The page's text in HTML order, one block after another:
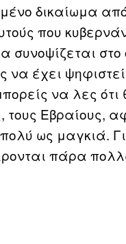
δικαίωμα
που
συνοψίζεται
να έχει
να λες ότι
Εβραίους,
ως μαγκιά.
πάρα